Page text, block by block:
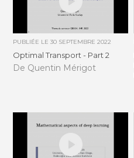
PUBLIÉE LE30 SEPTEMBRE 2022
Optimal Transport - Part 2
De Quentin Mérigot